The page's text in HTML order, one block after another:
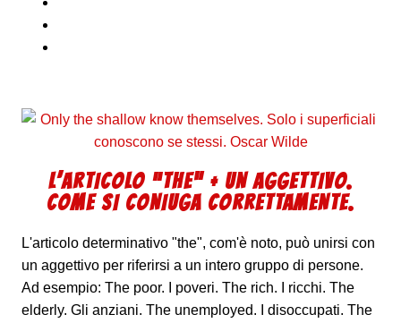
L’ARTICOLO “THE” + UN AGGETTIVO.
COME SI CONIUGA CORRETTAMENTE.
L'articolo determinativo "the", com'è noto, può unirsi con
un aggettivo per riferirsi a un intero gruppo di persone.
Ad esempio: The poor. I poveri. The rich. I ricchi. The
elderly. Gli anziani. The unemployed. I disoccupati. The